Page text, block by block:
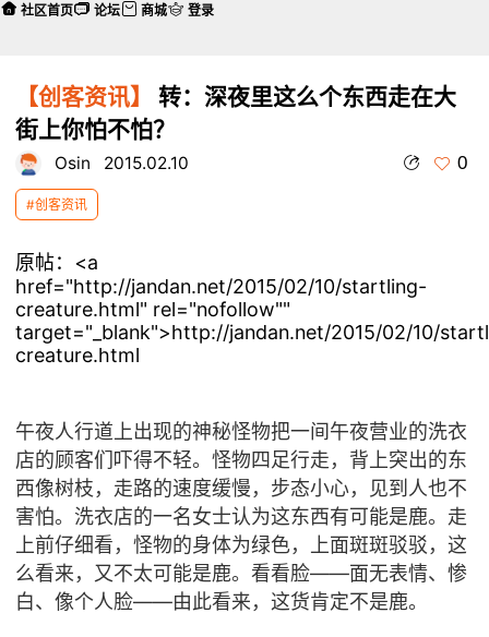
【创客资讯】
转：深夜里这么个东西走在大
街上你怕不怕？
Osin 2015.02.10 0
#创客资讯
原帖：<a
href="http://jandan.net/2015/02/10/startling-
creature.html" rel="nofollow""
target="_blank">http://jandan.net/2015/02/10/
creature.html
午夜人行道上出现的神秘怪物把一间午夜营业的洗衣
店的顾客们吓得不轻。怪物四足行走，背上突出的东
西像树枝，走路的速度缓慢，步态小心，见到人也不
害怕。洗衣店的一名女士认为这东西有可能是鹿。走
上前仔细看，怪物的身体为绿色，上面斑斑驳驳，这
么看来，又不太可能是鹿。看看脸——面无表情、惨
白、像个人脸——由此看来，这货肯定不是鹿。
社区首页 论坛 商城 登录